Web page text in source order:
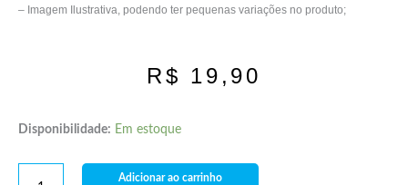
– Imagem Ilustrativa, podendo ter pequenas variações no produto;
R$ 19,90
Disponibilidade: Em estoque
Adicionar ao carrinho